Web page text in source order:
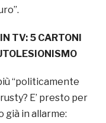
TV: 5 CARTONI
“politicamente
E’ presto per
già in allarme: